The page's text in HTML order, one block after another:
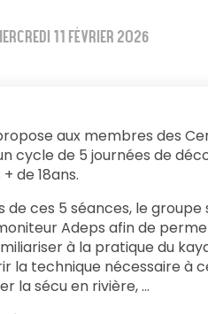
11 FÉVRIER 2026
aux membres des
cycle de 5 journées de
de 18ans.
de ces 5 séances, le
Adeps afin de
à la pratique du
la technique nécessaire à
la sécu en rivière, …